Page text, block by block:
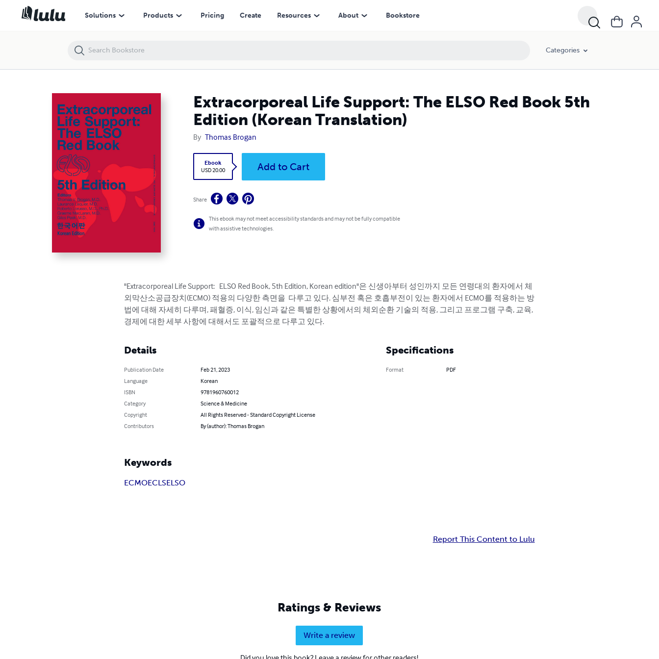
Solutions Products Pricing Create Resources About Bookstore
Categories
Extracorporeal Life Support: The ELSO Red Book 5th
Edition (Korean Translation)
By Thomas Brogan
Ebook
USD 20.00
Add to Cart
Share
This ebook may not meet accessibility standards and may not be fully compatible
with assistive technologies.
"Extracorporeal Life Support:   ELSO Red Book, 5th Edition, Korean edition"은 신생아부터 성인까지 모든 연령대의 환자에서 체
외막산소공급장치(ECMO) 적용의 다양한 측면을  다루고 있다. 심부전 혹은 호흡부전이 있는 환자에서 ECMO를 적용하는 방
법에 대해 자세히 다루며, 패혈증, 이식, 임신과 같은 특별한 상황에서의 체외순환 기술의 적용, 그리고 프로그램 구축, 교육,
경제에 대한 세부 사항에 대해서도 포괄적으로 다루고 있다.
Details
Publication Date
Feb 21, 2023
Language
Korean
ISBN
9781960760012
Category
Science & Medicine
Copyright
All Rights Reserved - Standard Copyright License
Contributors
By (author): Thomas Brogan
Specifications
Format PDF
Keywords
ECMOECLSELSO
Report This Content to Lulu
Ratings & Reviews
Write a review
Extracorporeal Life Support: The ELSO Red Book 5th Edition (Korean Translation)